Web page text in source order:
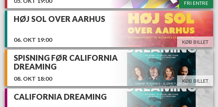
FRI ENTRE
06. OKT 19:00
HØJ SOL OVER AARHUS
KØB BILLET
08. OKT 18:00
SPISNING FØR CALIFORNIA
DREAMING
KØB BILLET
CALIFORNIA DREAMING